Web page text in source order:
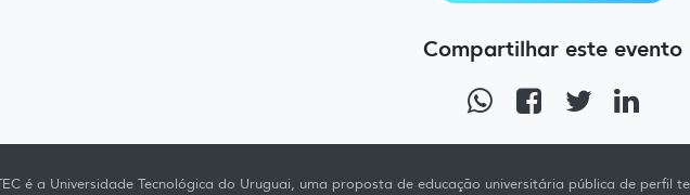
Compartilhar este evento
é a Universidade Tecnológica do Uruguai, uma proposta de educação universitária pública de perfil